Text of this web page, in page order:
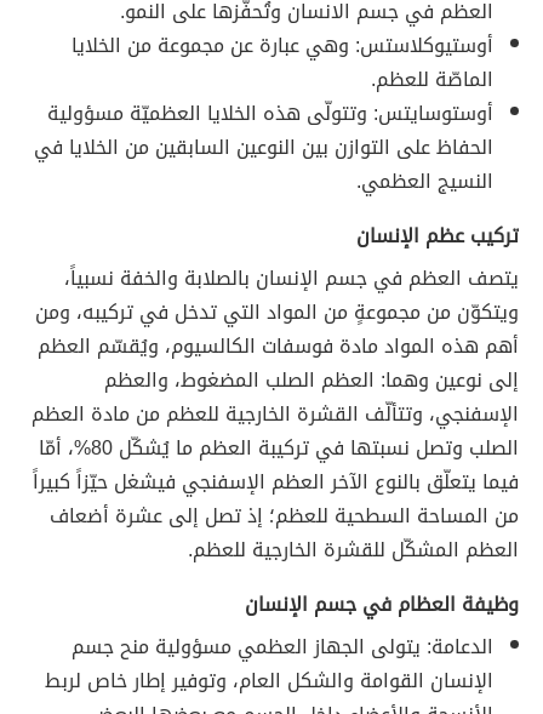
العظم في جسم الانسان وتُحفّزها على النمو.
أوستيوكلاستس: وهي عبارة عن مجموعة من الخلايا
الماصّة للعظم.
أوستوسايتس: وتتولّى هذه الخلايا العظميّة مسؤولية
الحفاظ على التوازن بين النوعين السابقين من الخلايا في
النسيج العظمي.
تركيب عظم الإنسان
يتصف العظم في جسم الإنسان بالصلابة والخفة نسبياً،
ويتكوّن من مجموعةٍ من المواد التي تدخل في تركيبه، ومن
أهم هذه المواد مادة فوسفات الكالسيوم، ويُقسّم العظم
إلى نوعين وهما: العظم الصلب المضغوط، والعظم
الإسفنجي، وتتألّف القشرة الخارجية للعظم من مادة العظم
الصلب وتصل نسبتها في تركيبة العظم ما يُشكّل 80%، أمّا
فيما يتعلّق بالنوع الآخر العظم الإسفنجي فيشغل حيّزاً كبيراً
من المساحة السطحية للعظم؛ إذ تصل إلى عشرة أضعاف
العظم المشكّل للقشرة الخارجية للعظم.
وظيفة العظام في جسم الإنسان
الدعامة: يتولى الجهاز العظمي مسؤولية منح جسم
الإنسان القوامة والشكل العام، وتوفير إطار خاص لربط